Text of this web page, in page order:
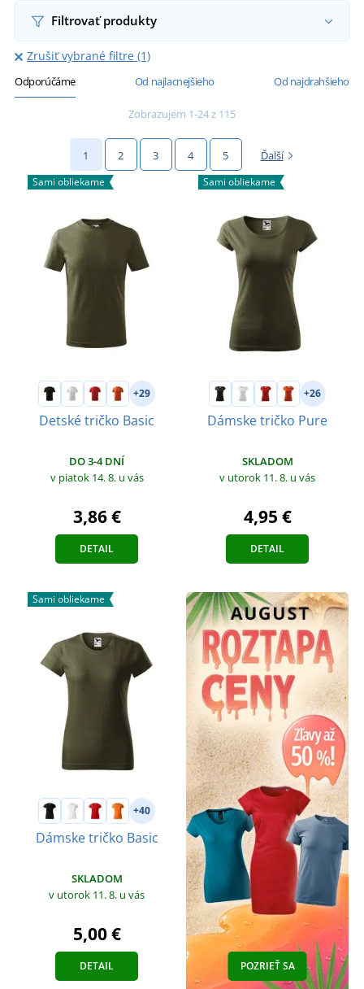
Filtrovať produkty
Zrušiť vybrané filtre (1)
Odporúčáme Od najlacnejšieho Od najdrahšieho
Zobrazujem 1-24 z 115
1 2 3 4 5 Ďalší
Sami obliekame
+29
Detské tričko Basic
DO 3-4 DNÍ
v piatok 14. 8. u vás
3,86 €
DETAIL
Sami obliekame
+26
Dámske tričko Pure
SKLADOM
v utorok 11. 8. u vás
4,95 €
DETAIL
Sami obliekame
+40
Dámske tričko Basic
SKLADOM
v utorok 11. 8. u vás
5,00 €
DETAIL POZRIEŤ SA